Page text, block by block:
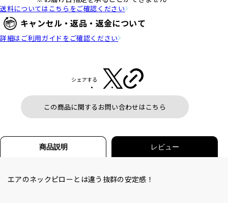
送料についてはこちらをご確認ください
キャンセル・返品・返金について
詳細はご利用ガイドをご確認ください
シェアする
この商品に関するお問い合わせはこちら
商品説明 レビュー
エアのネックピローとは違う抜群の安定感！